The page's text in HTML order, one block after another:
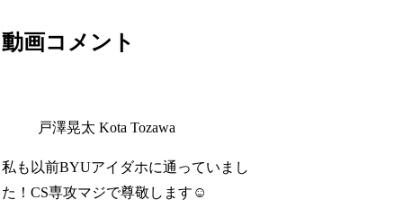
動画コメント
戸澤晃太 Kota Tozawa
私も以前BYUアイダホに通っていまし
た！CS専攻マジで尊敬します☺